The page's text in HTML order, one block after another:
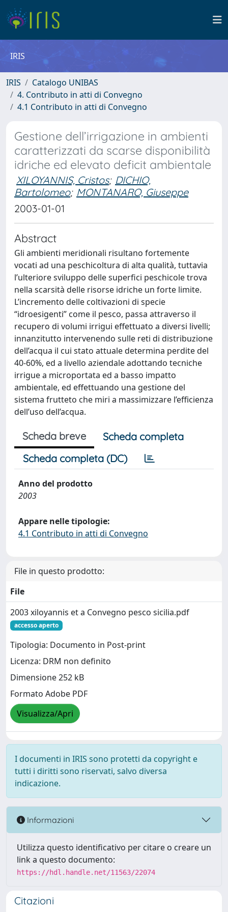
IRIS
IRIS
Catalogo UNIBAS
4. Contributo in atti di Convegno
4.1 Contributo in atti di Convegno
Gestione dell’irrigazione in ambienti
caratterizzati da scarse disponibilità
idriche ed elevato deficit ambientale
XILOYANNIS, Cristos; DICHIO,
Bartolomeo; MONTANARO, Giuseppe
2003-01-01
Abstract
Gli ambienti meridionali risultano fortemente
vocati ad una peschicoltura di alta qualità, tuttavia
l’ulteriore sviluppo delle superfici peschicole trova
nella scarsità delle risorse idriche un forte limite.
L’incremento delle coltivazioni di specie
“idroesigenti” come il pesco, passa attraverso il
recupero di volumi irrigui effettuato a diversi livelli;
innanzitutto intervenendo sulle reti di distribuzione
dell’acqua il cui stato attuale determina perdite del
40-60%, ed a livello aziendale adottando tecniche
irrigue a microportata ed a basso impatto
ambientale, ed effettuando una gestione del
sistema frutteto che miri a massimizzare l’efficienza
dell’uso dell’acqua.
Scheda breve
Scheda completa
Scheda completa (DC)
Anno del prodotto
2003
Appare nelle tipologie:
4.1 Contributo in atti di Convegno
File in questo prodotto:
File
2003 xiloyannis et a Convegno pesco sicilia.pdf
accesso aperto
Tipologia: Documento in Post-print
Licenza: DRM non definito
Dimensione 252 kB
Formato Adobe PDF
Visualizza/Apri
I documenti in IRIS sono protetti da copyright e
tutti i diritti sono riservati, salvo diversa
indicazione.
Informazioni
Utilizza questo identificativo per citare o creare un
link a questo documento:
https://hdl.handle.net/11563/22074
Citazioni